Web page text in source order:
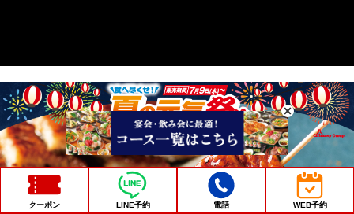
クーポン LINE予約 電話 WEB予約